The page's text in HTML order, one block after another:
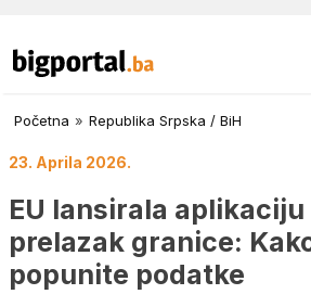
Početna » Republika Srpska / BiH
23. Aprila 2026.
EU lansirala
prelazak granice:
popunite podatke